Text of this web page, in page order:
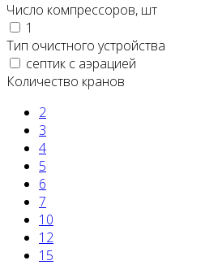
Число компрессоров, шт
1
Тип очистного устройства
септик с аэрацией
Количество кранов
2
3
4
5
6
7
10
12
15